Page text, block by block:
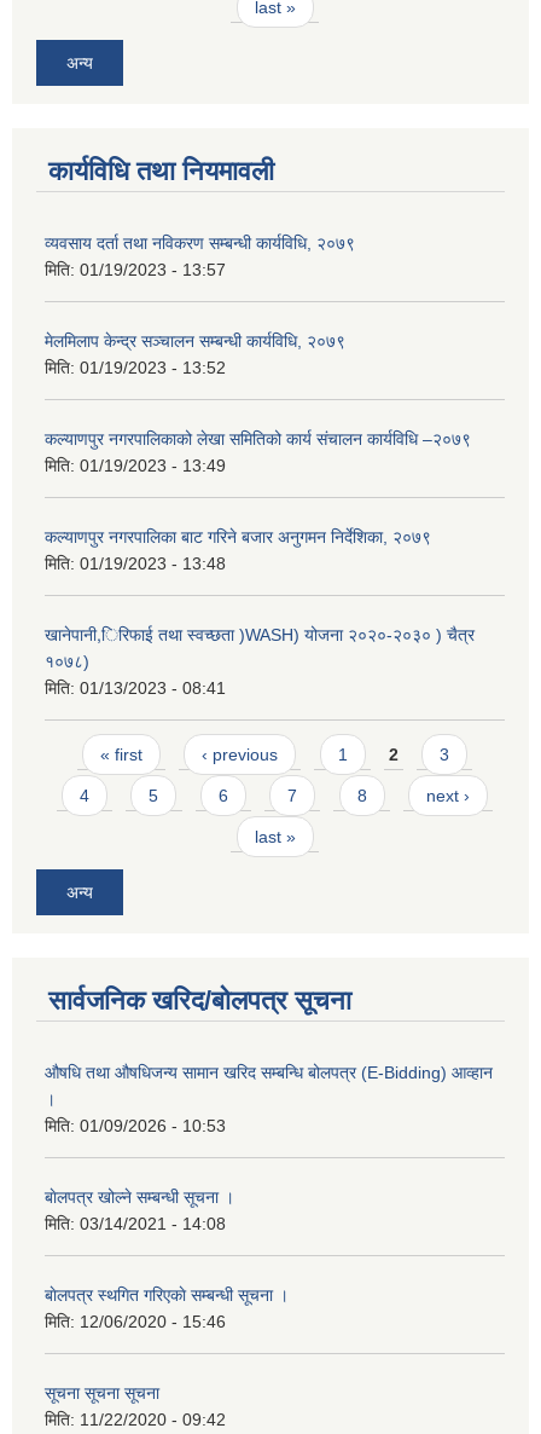
last »
अन्य
कार्यविधि तथा नियमावली
व्यवसाय दर्ता तथा नविकरण सम्बन्धी कार्यविधि, २०७९
मिति: 01/19/2023 - 13:57
मेलमिलाप केन्द्र सञ्चालन सम्बन्धी कार्यविधि, २०७९
मिति: 01/19/2023 - 13:52
कल्याणपुर नगरपालिकाको लेखा समितिको कार्य संचालन कार्यविधि –२०७९
मिति: 01/19/2023 - 13:49
कल्याणपुर नगरपालिका बाट गरिने बजार अनुगमन निर्देशिका, २०७९
मिति: 01/19/2023 - 13:48
खानेपानी,िरिफाई तथा स्वच्छता )WASH) योजना २०२०-२०३० ) चैत्र
१०७८)
मिति: 01/13/2023 - 08:41
Pages
« first ‹ previous 1 2 3
4 5 6 7 8 next ›
last »
अन्य
सार्वजनिक खरिद/बोलपत्र सूचना
औषधि तथा औषधिजन्य सामान खरिद सम्बन्धि बोलपत्र (E-Bidding) आव्हान
।
मिति: 01/09/2026 - 10:53
बाेलपत्र खोल्ने सम्बन्धी सूचना ।
मिति: 03/14/2021 - 14:08
बाेलपत्र स्थगित गरिएकाे सम्बन्धी सूचना ।
मिति: 12/06/2020 - 15:46
सूचना सूचना सूचना
मिति: 11/22/2020 - 09:42